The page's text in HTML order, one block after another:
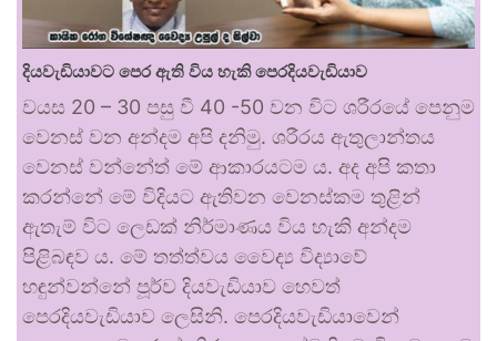
දියවැඩියාවට පෙර ඇති විය හැකි පෙරදියවැඩියාව
වයස 20 – 30 පසු වී 40 -50 වන විට ශරීරයේ පෙනුම
වෙනස් වන අන්දම අපි දනිමු. ශරීරය ඇතුලාන්තය
වෙනස් වන්නේත් මේ ආකාරයටම ය. අද අපි කතා
කරන්නේ මේ විදියට ඇතිවන වෙනස්කම තුළින්
ඇතැම් විට ලෙඩක් නිර්මාණය විය හැකි අන්දම
පිළිබඳව ය. මේ තත්ත්වය වෛද්‍ය විද්‍යාවේ
හඳුන්වන්නේ පූර්ව දියවැඩියාව හෙවත්
පෙරදියවැඩියාව ලෙසිනි. පෙරදියවැඩියාවෙන්